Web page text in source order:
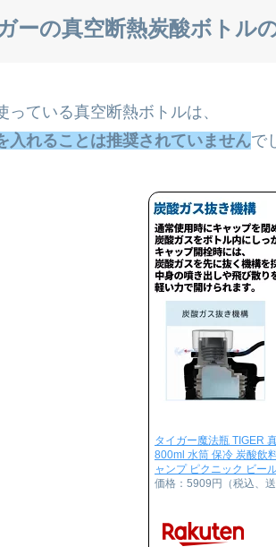
ーの真空断熱炭酸ボトル
っている真空断熱ボトルは、
入れることは推奨されていませんで
タイガー魔法瓶 TIGER
800ml 水筒 保冷 炭酸飲
ャンプ ピクニック ビー
価格：5909円（税込、